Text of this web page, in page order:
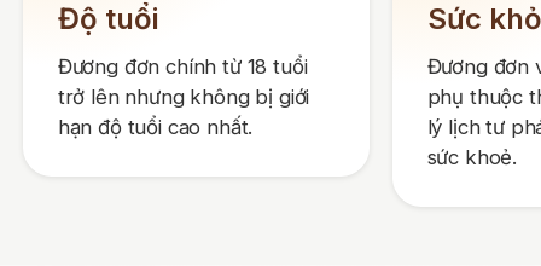
Độ tuổi
Đương đơn chính từ 18 tuổi
trở lên nhưng không bị giới
hạn độ tuổi cao nhất.
Sức
Đương đơn
phụ thuộc
lý lịch tư
sức khoẻ.